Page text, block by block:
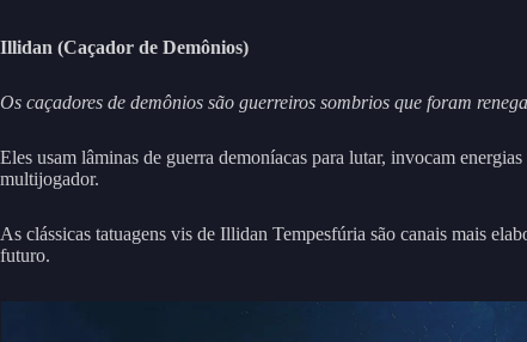
Illidan (Caçador de Demônios)
Os caçadores de demônios são guerreiros sombrios que foram
Eles usam lâminas de guerra demoníacas para lutar, invocam
multijogador.
As clássicas tatuagens vis de Illidan Tempesfúria são canais mais
futuro.